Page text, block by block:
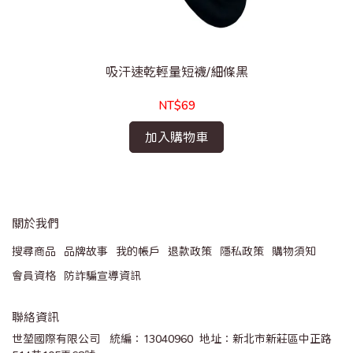
吸汗速乾輕量短襪/細條黑
NT$69
加入購物車
關於我們
搜尋商品 品牌故事 我的帳戶 退款政策 隱私政策
購物須知
會員資格
防詐騙宣導資訊
聯絡資訊
世堃國際有限公司   統編：13040960  地址：新北市新莊區中正路